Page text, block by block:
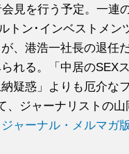
見を行う予定。一連
トン･インベストメン
、港浩一社長の退任
れる。「中居のSEX
疑惑」よりも厄介な
、ジャーナリストの
ャーナル・メルマガ